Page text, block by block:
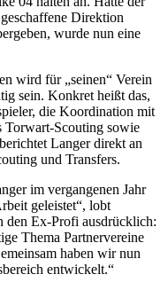
Direktion
wurde nun eine
wird für „seinen“ Verein
sein. Konkret heißt das,
die Koordination mit
Torwart-Scouting sowie
Langer direkt an
und Transfers.
im vergangenen Jahr
geleistet“, lobt
den Ex-Profi ausdrücklich:
Thema Partnervereine
haben wir nun
entwickelt.“